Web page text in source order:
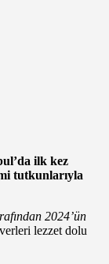
ilk kez
tutkunlarıyla
2024’ün
lezzet dolu